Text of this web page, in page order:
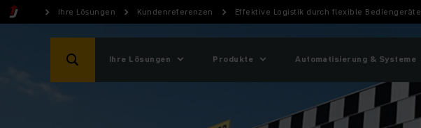
Ihre Lösungen Kundenreferenzen Effektive Logistik durch flexible Bediengeräte
Ihre Lösungen Produkte Automatisierung & Systeme